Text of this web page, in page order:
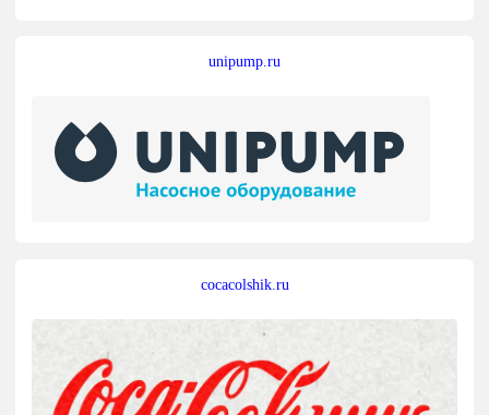
unipump.ru
cocacolshik.ru